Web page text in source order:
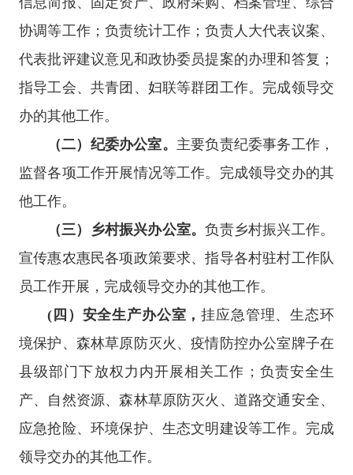
协调等工作；负责统计工作；负责人大代表议案、
代表批评建议意见和政协委员提案的办理和答复；
指导工会、共青团、妇联等群团工作。完成领导交
办的其他工作。
（二）纪委办公室。 主要负责纪委事务工作，
监督各项工作开展情况等工作。完成领导交办的其
他工作。
（三）乡村振兴办公室。负责乡村振兴工作。
宣传惠农惠民各项政策要求、指导各村驻村工作队
员工作开展，完成领导交办的其他工作。
(四）安全生产办公室，挂应急管理、生态环
境保护、森林草原防灭火、疫情防控办公室牌子在
县级部门下放权力内开展相关工作；负责安全生
产、自然资源、森林草原防灭火、道路交通安全、
应急抢险、环境保护、生态文明建设等工作。完成
领导交办的其他工作。